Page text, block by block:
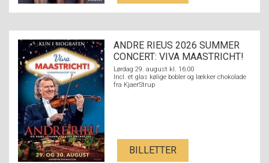
der er langt fra Nikolajs kulturradikale
overklassebaggrund med hørfester og
flaskeøl og et par på hatten på den lokale
kærligheden sejre på tværs af Strandvejen,
eller er forskellen mellem dem for stor?
ANDRE RIEUS 2026 SUMMER
CONCERT: VIVA MAASTRICHT!
Lørdag 29. august kl. 16:00
Incl. et glas kølige bobler og lækker chokolade
fra KjaerStrup
BILLETTER